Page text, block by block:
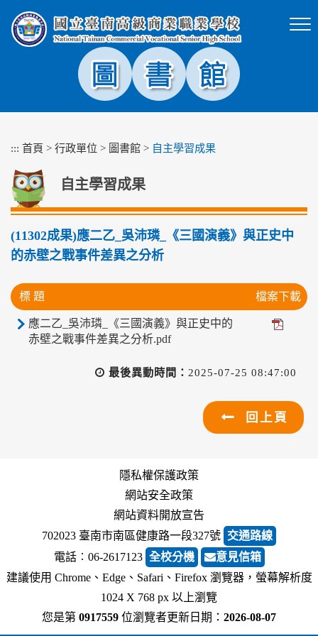
塊
::: 首頁 > 行政單位 > 圖書館 > 自主學習成果
自主學習成果
(11302成果)應二乙_吳沛璘_《三國演義》與正史中
的赤壁之戰事件差異之分析
標 題 檔案下載
應二乙_吳沛璘_《三國演義》與正史中的
赤壁之戰事件差異之分析.pdf
最後異動時間： 2025-07-25 08:47:00
回上頁
隱私權保護政策
網站安全政策
網站資料開放宣告
702023 臺南市南區健康路一段327號 交通路線
電話︰06-2617123 全校分機
意見信箱
建議使用 Chrome、Edge、Safari、Firefox 瀏覽器，螢幕解析度
1024 X 768 px 以上瀏覽
您是第 0917559 位瀏覽者更新日期： 2026-08-07